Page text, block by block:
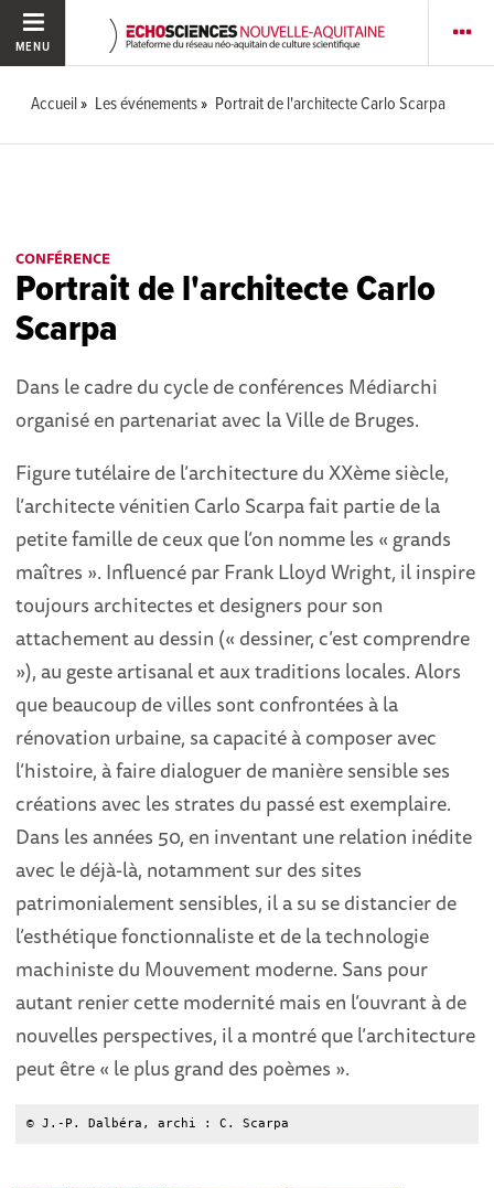
MENU
Accueil Les événements Portrait de l'architecte Carlo Scarpa
CONFÉRENCE
Portrait de l'architecte Carlo
Scarpa
Dans le cadre du cycle de conférences Médiarchi
organisé en partenariat avec la Ville de Bruges.
Figure tutélaire de l’architecture du XXème siècle,
l’architecte vénitien Carlo Scarpa fait partie de la
petite famille de ceux que l’on nomme les « grands
maîtres ». Influencé par Frank Lloyd Wright, il inspire
toujours architectes et designers pour son
attachement au dessin (« dessiner, c’est comprendre
»), au geste artisanal et aux traditions locales. Alors
que beaucoup de villes sont confrontées à la
rénovation urbaine, sa capacité à composer avec
l’histoire, à faire dialoguer de manière sensible ses
créations avec les strates du passé est exemplaire.
Dans les années 50, en inventant une relation inédite
avec le déjà-là, notamment sur des sites
patrimonialement sensibles, il a su se distancier de
l’esthétique fonctionnaliste et de la technologie
machiniste du Mouvement moderne. Sans pour
autant renier cette modernité mais en l’ouvrant à de
nouvelles perspectives, il a montré que l’architecture
peut être « le plus grand des poèmes ».
© J.-P. Dalbéra, archi : C. Scarpa